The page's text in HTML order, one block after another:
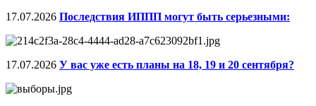
17.07.2026 Последствия ИППП могут быть серьезными:
17.07.2026 У вас уже есть планы на 18, 19 и 20 сентября?